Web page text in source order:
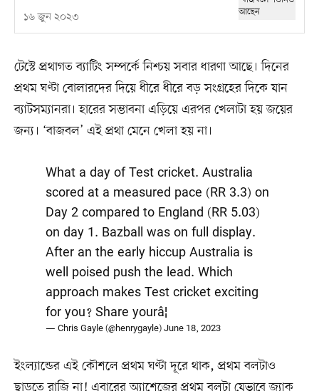
১৬ জুন ২০২৩
টেস্টে প্রথাগত ব্যাটিং সম্পর্কে নিশ্চয় সবার ধারণা আছে। দিনের
প্রথম ঘণ্টা বোলারদের দিয়ে ধীরে ধীরে বড় সংগ্রহের দিকে যান
ব্যাটসম্যানরা। হারের সম্ভাবনা এড়িয়ে এরপর খেলাটা হয় জয়ের
জন্য। ‘বাজবল’ এই প্রথা মেনে খেলা হয় না।
What a day of Test cricket. Australia
scored at a measured pace (RR 3.3) on
Day 2 compared to England (RR 5.03)
on day 1. Bazball was on full display.
After an the early hiccup Australia is
well poised push the lead. Which
approach makes Test cricket exciting
for you? Share yourâ¦
— Chris Gayle (@henrygayle)June 18, 2023
ইংল্যান্ডের এই কৌশলে প্রথম ঘণ্টা দূরে থাক, প্রথম বলটাও
ছাড়তে রাজি না! এবারের অ্যাশেজের প্রথম বলটা যেভাবে জ্যাক